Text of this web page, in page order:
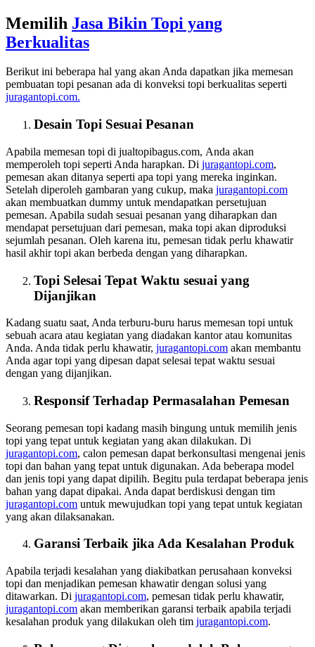
Memilih Jasa Bikin Topi yang
Berkualitas
Berikut ini beberapa hal yang akan Anda dapatkan jika memesan
pembuatan topi pesanan ada di konveksi topi berkualitas seperti
juragantopi.com.
Desain Topi Sesuai Pesanan
Apabila memesan topi di jualtopibagus.com, Anda akan
memperoleh topi seperti Anda harapkan. Di juragantopi.com,
pemesan akan ditanya seperti apa topi yang mereka inginkan.
Setelah diperoleh gambaran yang cukup, maka juragantopi.com
akan membuatkan dummy untuk mendapatkan persetujuan
pemesan. Apabila sudah sesuai pesanan yang diharapkan dan
mendapat persetujuan dari pemesan, maka topi akan diproduksi
sejumlah pesanan. Oleh karena itu, pemesan tidak perlu khawatir
hasil akhir topi akan berbeda dengan yang diharapkan.
Topi Selesai Tepat Waktu sesuai yang
Dijanjikan
Kadang suatu saat, Anda terburu-buru harus memesan topi untuk
sebuah acara atau kegiatan yang diadakan kantor atau komunitas
Anda. Anda tidak perlu khawatir, juragantopi.com akan membantu
Anda agar topi yang dipesan dapat selesai tepat waktu sesuai
dengan yang dijanjikan.
Responsif Terhadap Permasalahan Pemesan
Seorang pemesan topi kadang masih bingung untuk memilih jenis
topi yang tepat untuk kegiatan yang akan dilakukan. Di
juragantopi.com, calon pemesan dapat berkonsultasi mengenai jenis
topi dan bahan yang tepat untuk digunakan. Ada beberapa model
dan jenis topi yang dapat dipilih. Begitu pula terdapat beberapa jenis
bahan yang dapat dipakai. Anda dapat berdiskusi dengan tim
juragantopi.com untuk mewujudkan topi yang tepat untuk kegiatan
yang akan dilaksanakan.
Garansi Terbaik jika Ada Kesalahan Produk
Apabila terjadi kesalahan yang diakibatkan perusahaan konveksi
topi dan menjadikan pemesan khawatir dengan solusi yang
ditawarkan. Di juragantopi.com, pemesan tidak perlu khawatir,
juragantopi.com akan memberikan garansi terbaik apabila terjadi
kesalahan produk yang dilakukan oleh tim juragantopi.com.